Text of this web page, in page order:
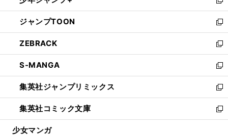
開
く
ウ
で
開
く
ン
ド
ウ
で
開
く
ウ
ィ
ン
ド
ウ
で
開
く
新
し
い
ウ
ィ
ン
ド
ウ
で
開
く
ジャンプTOON
新
し
い
ウ
ィ
ン
ド
ウ
で
開
ZEBRACK
新
し
い
ウ
ィ
ン
ド
ウ
S-MANGA
新
し
い
ウ
ィ
ン
集英社ジャンプリミックス
新
し
い
ウ
集英社コミック文庫
新
し
少女マンガ